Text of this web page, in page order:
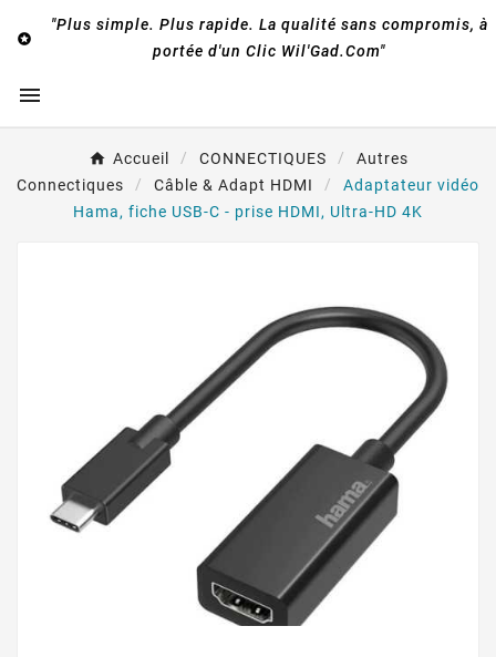

"Plus simple. Plus rapide. La qualité sans compromis, à
portée d'un Clic Wil'Gad.Com"

Accueil CONNECTIQUES
Autres
Connectiques
Câble & Adapt HDMI
Adaptateur vidéo
Hama, fiche USB-C - prise HDMI, Ultra-HD 4K